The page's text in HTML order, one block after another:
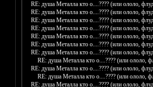
RE: душа Металла кто о....???? (или ололо,
RE: душа Металла кто о....???? (или ололо,
RE: душа Металла кто о....???? (или ололо,
RE: душа Металла кто о....???? (или ололо,
RE: душа Металла кто о....???? (или ололо,
RE: душа Металла кто о....???? (или ололо,
RE: душа Металла кто о....???? (или ололо,
RE: душа Металла кто о....???? (или ололо,
RE: душа Металла кто о....???? (или ололо,
RE: душа Металла кто о....???? (или ололо,
RE: душа Металла кто о....???? (или ололо,